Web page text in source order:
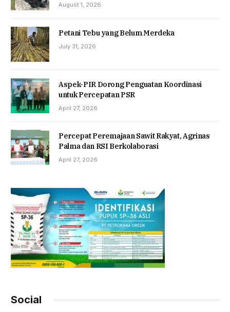
August 1, 2026
Petani Tebu yang Belum Merdeka
July 31, 2026
Aspek-PIR Dorong Penguatan Koordinasi
untuk Percepatan PSR
April 27, 2026
Percepat Peremajaan Sawit Rakyat, Agrinas
Palma dan RSI Berkolaborasi
April 27, 2026
Social